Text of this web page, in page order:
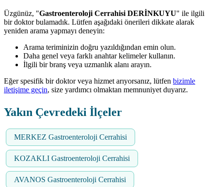
Üzgünüz, "Gastroenteroloji Cerrahisi DERİNKUYU" ile ilgili
bir doktor bulamadık. Lütfen aşağıdaki önerileri dikkate alarak
yeniden arama yapmayı deneyin:
Arama teriminizin doğru yazıldığından emin olun.
Daha genel veya farklı anahtar kelimeler kullanın.
İlgili bir branş veya uzmanlık alanı arayın.
Eğer spesifik bir doktor veya hizmet arıyorsanız, lütfen bizimle
iletişime geçin, size yardımcı olmaktan memnuniyet duyarız.
Yakın Çevredeki İlçeler
MERKEZ Gastroenteroloji Cerrahisi
KOZAKLI Gastroenteroloji Cerrahisi
AVANOS Gastroenteroloji Cerrahisi